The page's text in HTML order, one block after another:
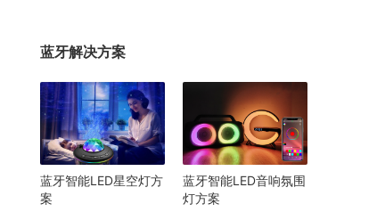
蓝牙解决方案
蓝牙智能LED星空灯方
案
蓝牙智能LED音响氛围
灯方案